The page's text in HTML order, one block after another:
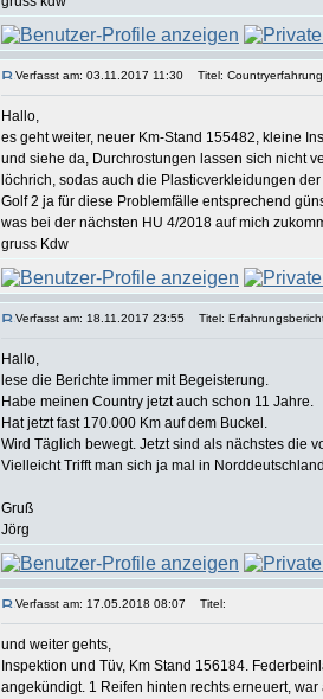
Verfasst am: 03.11.2017 11:30 Titel:
Hallo,
es geht weiter, neuer Km-Stand 155482, kleine
und siehe da, Durchrostungen lassen sich nicht
löchrich, sodas auch die Plasticverkleidungen
Golf 2 ja für diese Problemfälle entsprechend
was bei der nächsten HU 4/2018 auf mich
gruss Kdw
Verfasst am: 18.11.2017 23:55 Titel:
Hallo,
lese die Berichte immer mit Begeisterung.
Habe meinen Country jetzt auch schon 11 Jahre.
Hat jetzt fast 170.000 Km auf dem Buckel.
Wird Täglich bewegt. Jetzt sind als nächstes die
Vielleicht Trifft man sich ja mal in
Gruß
Jörg
Verfasst am: 17.05.2018 08:07 Titel:
und weiter gehts,
Inspektion und Tüv, Km Stand 156184.
angekündigt. 1 Reifen hinten rechts erneuert,